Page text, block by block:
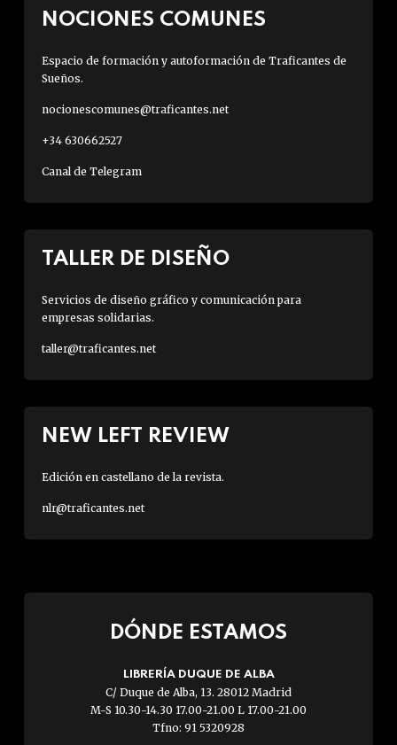
NOCIONES COMUNES
Espacio de formación y autoformación de Traficantes de
Sueños.
nocionescomunes@traficantes.net
+34 630662527
Canal de Telegram
TALLER DE DISEÑO
Servicios de diseño gráfico y comunicación para
empresas solidarias.
taller@traficantes.net
NEW LEFT REVIEW
Edición en castellano de la revista.
nlr@traficantes.net
DÓNDE ESTAMOS
LIBRERÍA DUQUE DE ALBA
C/ Duque de Alba, 13. 28012 Madrid
M-S 10.30-14.30 17.00-21.00 L 17.00-21.00
Tfno: 91 5320928